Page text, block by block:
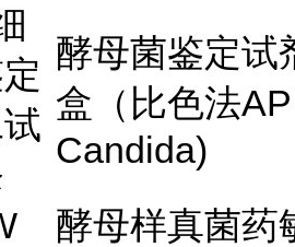
酵母菌鉴定试
盒（比色法
Candida)
酵母样真菌药